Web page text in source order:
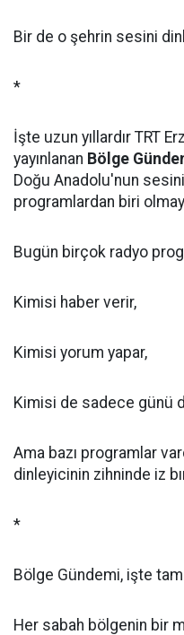
Bir de o şehrin sesini
*
İşte uzun yıllardır TRT
yayınlanan Bölge
Doğu Anadolu'nun
programlardan biri
Bugün birçok radyo
Kimisi haber verir,
Kimisi yorum yapar,
Kimisi de sadece günü
Ama bazı programlar
dinleyicinin zihninde iz
*
Bölge Gündemi, işte
Her sabah bölgenin bir